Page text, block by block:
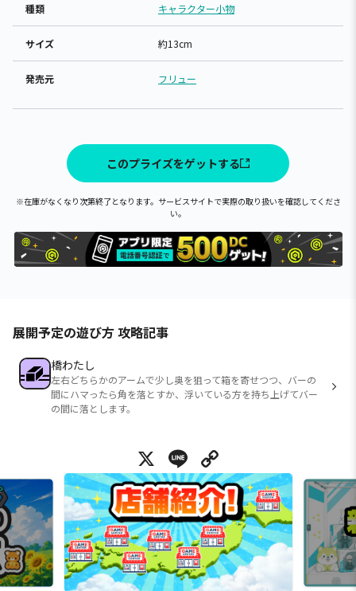
種類 キャラクター小物
サイズ 約13cm
発売元 フリュー
このプライズをゲットする
※在庫がなくなり次第終了となります。サービスサイトで実際の取り扱いを確認してくださ
い。
展開予定の遊び方 攻略記事
橋わたし
左右どちらかのアームで少し奥を狙って箱を寄せつつ、バーの
間にハマったら角を落とすか、浮いている方を持ち上げてバー
の間に落とします。
X Line